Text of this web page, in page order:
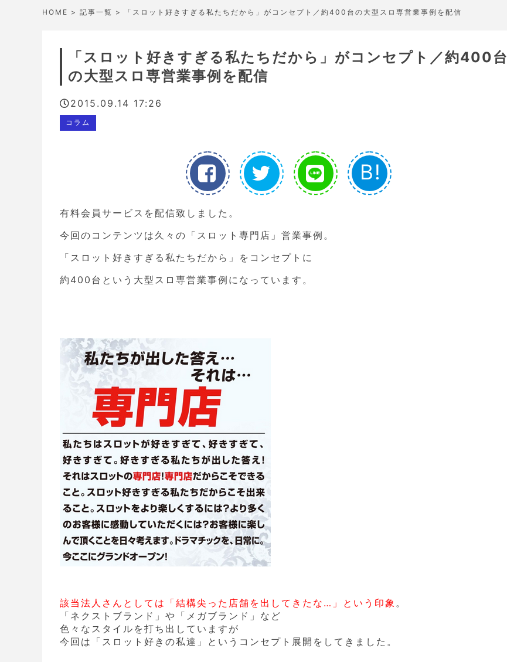
HOME > 記事一覧 > 「スロット好きすぎる私たちだから」がコンセプト／約400台の大型スロ専営業事例を配信
「スロット好きすぎる私たちだから」がコンセプト／約400台
の大型スロ専営業事例を配信
2015.09.14 17:26
コラム
B!
有料会員サービスを配信致しました。
今回のコンテンツは久々の「スロット専門店」営業事例。
「スロット好きすぎる私たちだから」をコンセプトに
約400台という大型スロ専営業事例になっています。
該当法人さんとしては「結構尖った店舗を出してきたな…」という印象 。
「ネクストブランド」や「メガブランド」など
色々なスタイルを打ち出していますが
今回は「スロット好きの私達」というコンセプト展開をしてきました。